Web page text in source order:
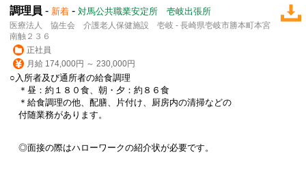
調理員 - 新着 - 対馬公共職業安定所 壱岐出張所
医療法人 協生会 介護老人保健施設 壱岐 - 長崎県壱岐市勝本町本宮
南触２３６
正社員
月給 174,000円 ～ 230,000円
○入所者及び通所者の給食調理
＊昼：約１８０食、朝・夕：約８６食
＊給食調理の他、配膳、片付け、厨房内の清掃などの
付随業務があります。
◎面接の際はハローワークの紹介状が必要です。